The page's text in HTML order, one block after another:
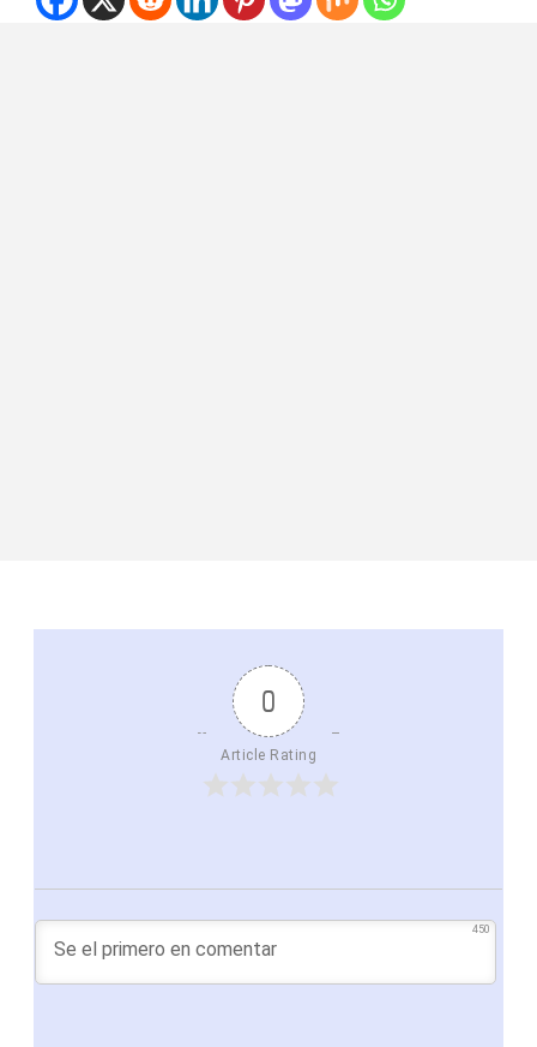
0
Article Rating
450